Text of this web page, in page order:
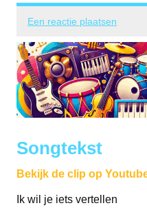
Een reactie plaatsen
Songtekst
Bekijk de clip op
Ik wil je iets vertellen